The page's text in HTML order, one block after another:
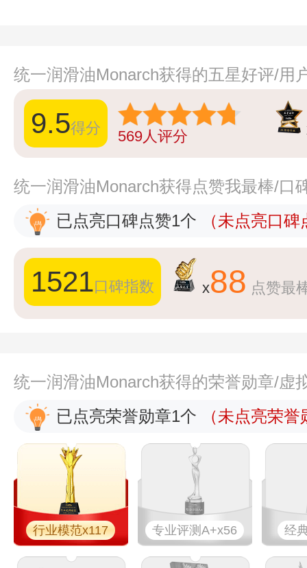
统一润滑油Monarch获得的五星好评/用
9.5得分 569人评分
统一润滑油Monarch获得点赞我最棒/口
已点亮口碑点赞1个
（未点亮口
1521口碑指数 x88 点赞最
统一润滑油Monarch获得的荣誉勋章/虚
已点亮荣誉勋章1个
（未点亮荣
行业模范x117 专业评测A+x56 经